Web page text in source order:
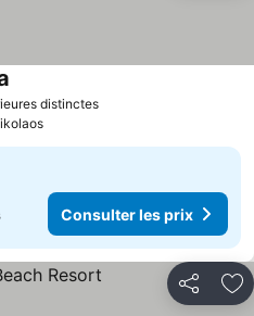
distinctesConsulter les prix
Consulter les prix
Partager